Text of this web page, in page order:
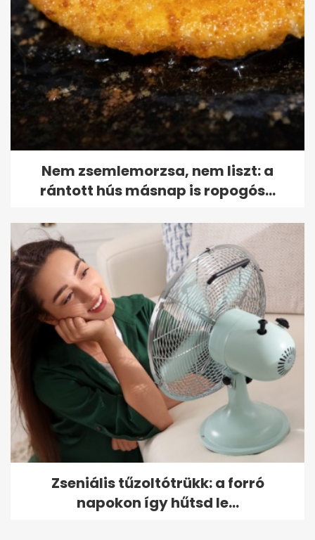
Nem zsemlemorzsa, nem liszt: a
rántott hús másnap is ropogós...
Zseniális tűzoltótrükk: a forró
napokon így hűtsd le...